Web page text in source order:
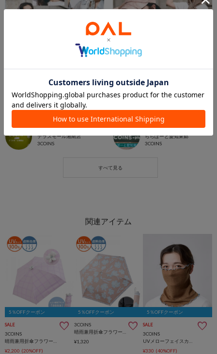
2026.04.07
3COINS+plusテラスモール湘南店
テラスモール湘南店
3COINS
4/6 新商品 【UVアイテム】☀️
ららぽーと愛知東郷店
ららぽーと愛知東郷
3COINS
5％OFFクーポン
SALE
3COINS
¥2,200 (20%OFF)
5％OFFクーポン
3COINS
¥1,320
5％OFFクーポン
SALE
3COINS
¥330 (40%OFF)